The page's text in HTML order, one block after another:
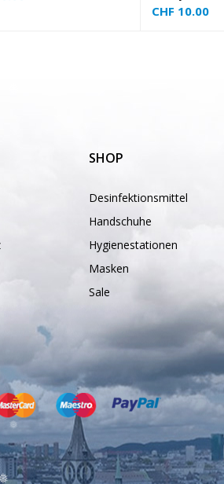
CHF 10.00
SHOP
Desinfektionsmittel
Handschuhe
Hygienestationen
Masken
Sale